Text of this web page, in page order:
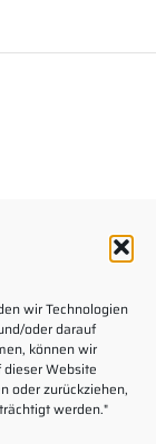
wir Technologien
oder darauf
können wir
Website
oder zurückziehen,
werden."